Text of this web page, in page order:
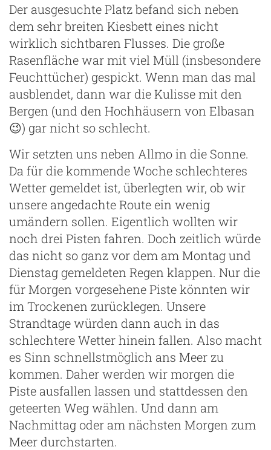
Der ausgesuchte Platz befand sich neben
dem sehr breiten Kiesbett eines nicht
wirklich sichtbaren Flusses. Die große
Rasenfläche war mit viel Müll (insbesondere
Feuchttücher) gespickt. Wenn man das mal
ausblendet, dann war die Kulisse mit den
Bergen (und den Hochhäusern von Elbasan
😉) gar nicht so schlecht.
Wir setzten uns neben Allmo in die Sonne.
Da für die kommende Woche schlechteres
Wetter gemeldet ist, überlegten wir, ob wir
unsere angedachte Route ein wenig
umändern sollen. Eigentlich wollten wir
noch drei Pisten fahren. Doch zeitlich würde
das nicht so ganz vor dem am Montag und
Dienstag gemeldeten Regen klappen. Nur die
für Morgen vorgesehene Piste könnten wir
im Trockenen zurücklegen. Unsere
Strandtage würden dann auch in das
schlechtere Wetter hinein fallen. Also macht
es Sinn schnellstmöglich ans Meer zu
kommen. Daher werden wir morgen die
Piste ausfallen lassen und stattdessen den
geteerten Weg wählen. Und dann am
Nachmittag oder am nächsten Morgen zum
Meer durchstarten.